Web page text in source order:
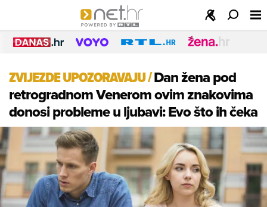
ZVIJEZDE UPOZORAVAJU/Dan žena pod
retrogradnom Venerom ovim znakovima
donosi probleme u ljubavi: Evo što ih čeka